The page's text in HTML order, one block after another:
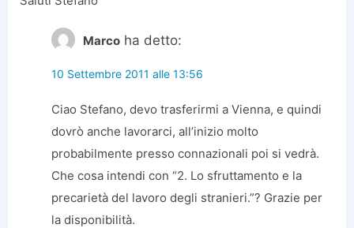
Marco ha detto:
10 Settembre 2011 alle 13:56
Ciao Stefano, devo trasferirmi a Vienna, e quindi
dovrò anche lavorarci, all’inizio molto
probabilmente presso connazionali poi si vedrà.
Che cosa intendi con “2. Lo sfruttamento e la
precarietà del lavoro degli stranieri.”? Grazie per
la disponibilità.